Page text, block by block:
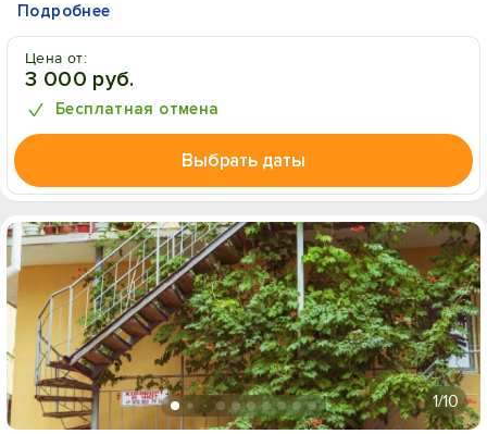
Подробнее
Цена от:
3 000 руб.
Бесплатная отмена
Выбрать даты
1/10